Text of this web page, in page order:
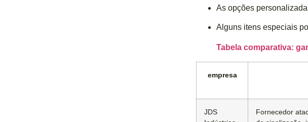
As opções
Alguns itens especiais
Tabela comparativa:
empresa
JDS
Fornecedor